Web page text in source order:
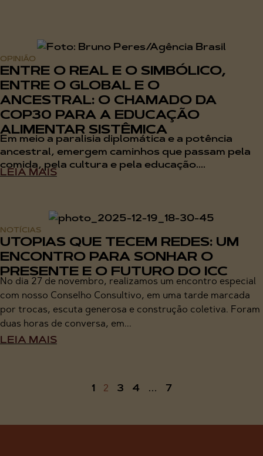
OPINIÃO
ENTRE O REAL E O SIMBÓLICO,
ENTRE O GLOBAL E O
ANCESTRAL: O CHAMADO DA
COP30 PARA A EDUCAÇÃO
ALIMENTAR SISTÊMICA
Em meio a paralisia diplomática e a potência
ancestral, emergem caminhos que passam pela
comida, pela cultura e pela educação....
LEIA MAIS
NOTÍCIAS
UTOPIAS QUE TECEM REDES: UM
ENCONTRO PARA SONHAR O
PRESENTE E O FUTURO DO ICC
No dia 27 de novembro, realizamos um encontro especial
com nosso Conselho Consultivo, em uma tarde marcada
por trocas, escuta generosa e construção coletiva. Foram
duas horas de conversa, em...
LEIA MAIS
1 2 3 4 … 7